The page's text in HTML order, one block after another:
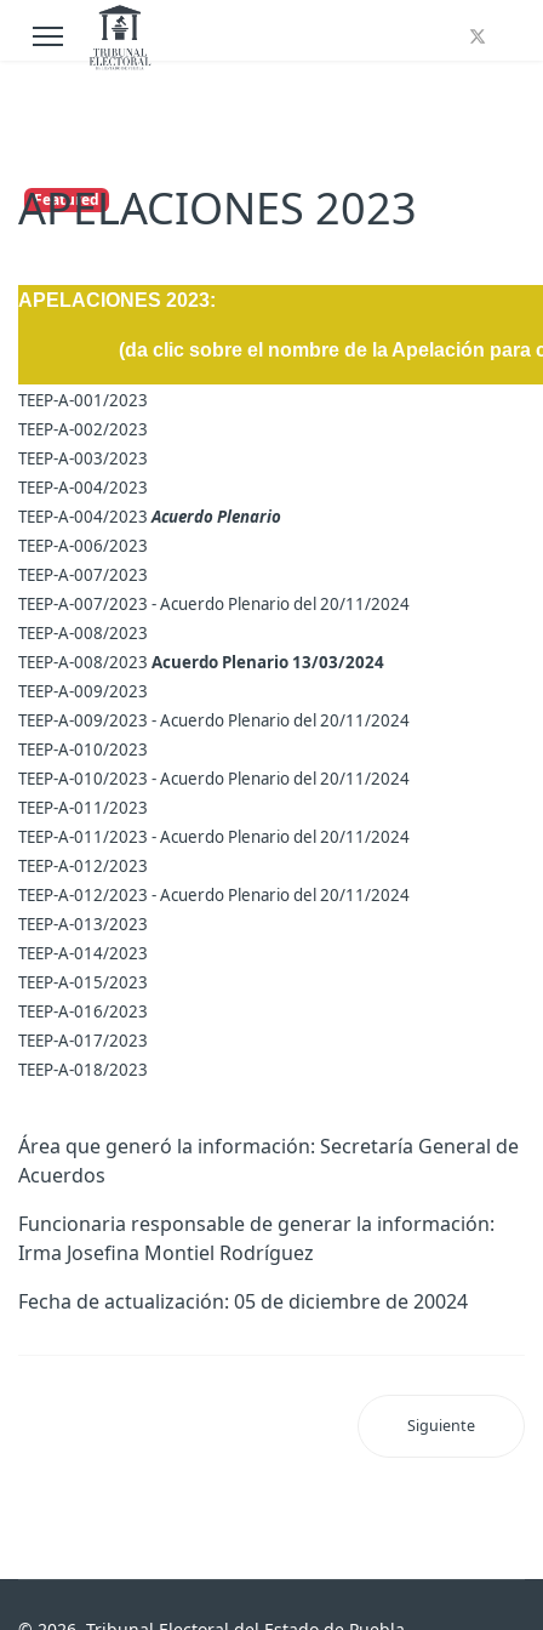
Featured
APELACIONES 2023
APELACIONES 2023:
(da clic sobre el nombre de la Apelación para
TEEP-A-001/2023
TEEP-A-002/2023
TEEP-A-003/2023
TEEP-A-004/2023
TEEP-A-004/2023Acuerdo Plenario
TEEP-A-006/2023
TEEP-A-007/2023
TEEP-A-007/2023 - Acuerdo Plenario del 20/11/2024
TEEP-A-008/2023
TEEP-A-008/2023 Acuerdo Plenario 13/03/2024
TEEP-A-009/2023
TEEP-A-009/2023 - Acuerdo Plenario del 20/11/2024
TEEP-A-010/2023
TEEP-A-010/2023 - Acuerdo Plenario del 20/11/2024
TEEP-A-011/2023
TEEP-A-011/2023 - Acuerdo Plenario del 20/11/2024
TEEP-A-012/2023
TEEP-A-012/2023 - Acuerdo Plenario del 20/11/2024
TEEP-A-013/2023
TEEP-A-014/2023
TEEP-A-015/2023
TEEP-A-016/2023
TEEP-A-017/2023
TEEP-A-018/2023
Área que generó la información: Secretaría General de
Acuerdos
Funcionaria responsable de generar la información:
Irma Josefina Montiel Rodríguez
Fecha de actualización: 05 de diciembre de 20024
Siguiente